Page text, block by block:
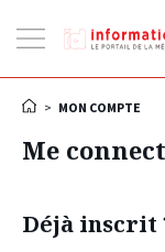
la
> MON COMPTE
Me
Déjà inscrit